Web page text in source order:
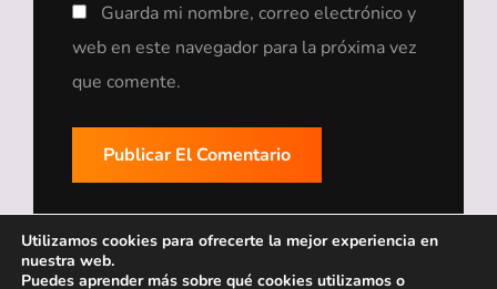
Guarda mi nombre, correo electrónico y
web en este navegador para la próxima vez
que comente.
Utilizamos cookies para ofrecerte la mejor experiencia en
nuestra web.
Puedes aprender más sobre qué cookies utilizamos o